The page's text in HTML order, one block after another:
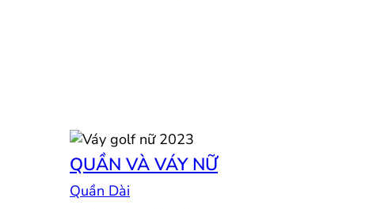
QUẦN VÀ VÁY NỮ
Quần Dài